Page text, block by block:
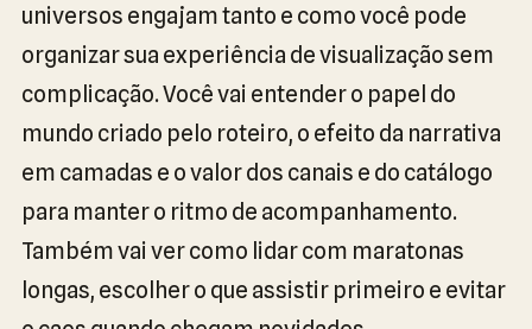
universos engajam tanto e como você pode
organizar sua experiência de visualização sem
complicação. Você vai entender o papel do
mundo criado pelo roteiro, o efeito da narrativa
em camadas e o valor dos canais e do catálogo
para manter o ritmo de acompanhamento.
Também vai ver como lidar com maratonas
longas, escolher o que assistir primeiro e evitar